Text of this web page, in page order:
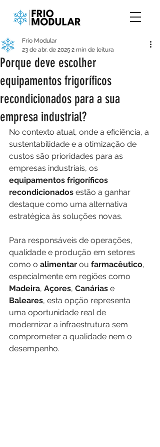
Porque deve escolher
equipamentos frigoríficos
recondicionados para a sua
empresa industrial?
Frío Modular
23 de abr. de 2025 2 min de leitura
No contexto atual, onde a eficiência, a
sustentabilidade e a otimização de
custos são prioridades para as
empresas industriais, os
equipamentos frigoríficos
recondicionados estão a ganhar
destaque como uma alternativa
estratégica às soluções novas.
Para responsáveis de operações,
qualidade e produção em setores
como o alimentar ou farmacêutico,
especialmente em regiões como
Madeira, Açores, Canárias e
Baleares, esta opção representa
uma oportunidade real de
modernizar a infraestrutura sem
comprometer a qualidade nem o
desempenho.